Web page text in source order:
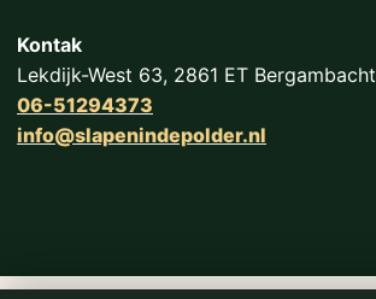
Kontak
Lekdijk-West 63, 2861 ET Bergambacht
06-51294373
info@slapenindepolder.nl